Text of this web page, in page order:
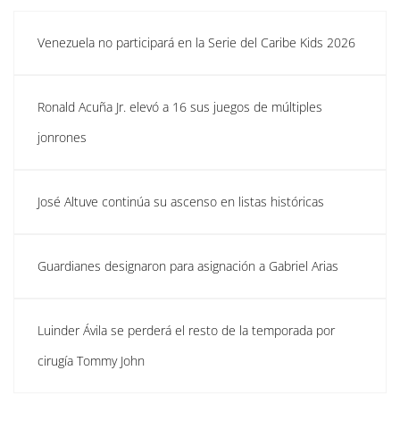
Venezuela no participará en la Serie del Caribe Kids 2026
Ronald Acuña Jr. elevó a 16 sus juegos de múltiples
jonrones
José Altuve continúa su ascenso en listas históricas
Guardianes designaron para asignación a Gabriel Arias
Luinder Ávila se perderá el resto de la temporada por
cirugía Tommy John